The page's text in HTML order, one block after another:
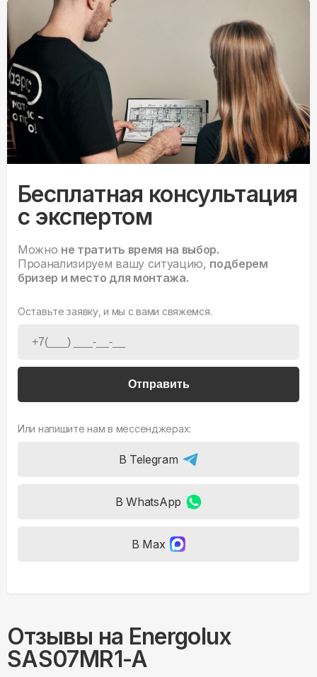
Бесплатная консультация
с экспертом
Можно не тратить время на выбор.
Проанализируем вашу ситуацию, подберем
бризер и место для монтажа.
Оставьте заявку, и мы с вами свяжемся.
Отправить
Или напишите нам в мессенджерах:
В Telegram
В WhatsApp
В Max
Отзывы на Energolux
SAS07MR1-A